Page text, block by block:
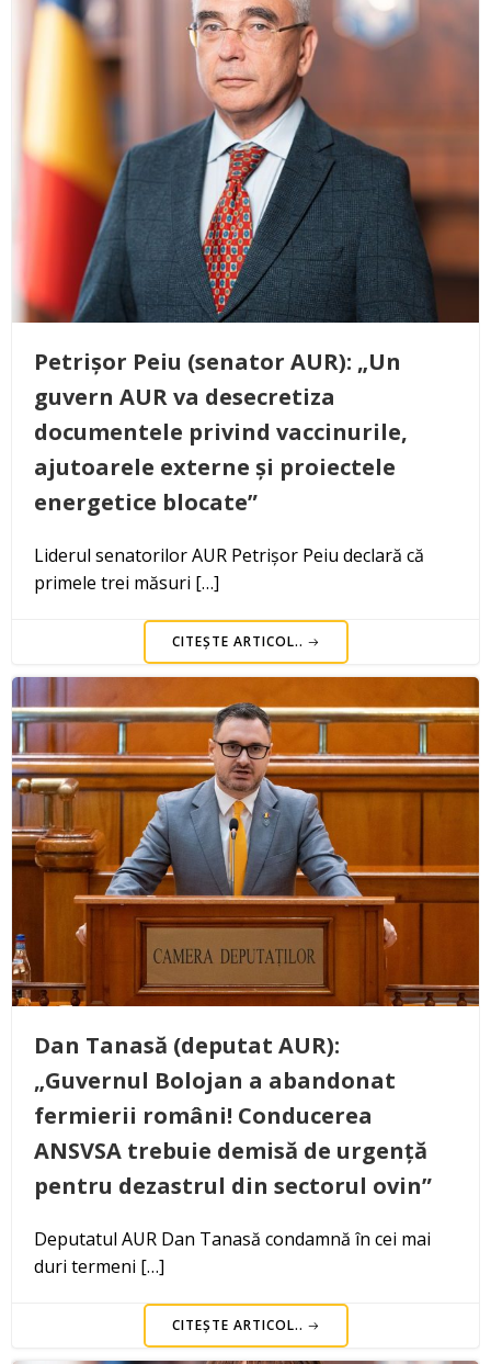
Petrișor Peiu (senator AUR): „Un
guvern AUR va desecretiza
documentele privind vaccinurile,
ajutoarele externe și proiectele
energetice blocate”
Liderul senatorilor AUR Petrișor Peiu declară că
primele trei măsuri […]
CITEȘTE ARTICOL..
Dan Tanasă (deputat AUR):
„Guvernul Bolojan a abandonat
fermierii români! Conducerea
ANSVSA trebuie demisă de urgență
pentru dezastrul din sectorul ovin”
Deputatul AUR Dan Tanasă condamnă în cei mai
duri termeni […]
CITEȘTE ARTICOL..